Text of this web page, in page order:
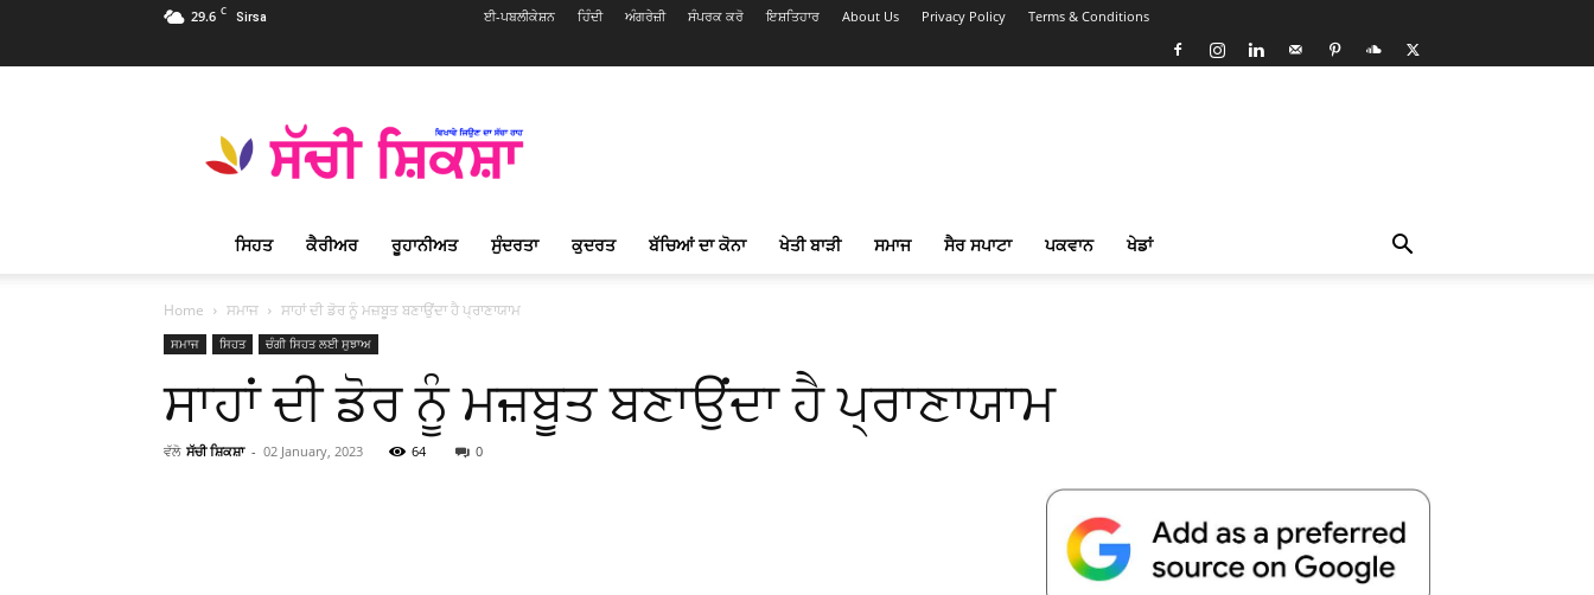
29.6 C Sirsa ਈ-ਪਬਲੀਕੇਸ਼ਨ ਹਿੰਦੀ ਅੰਗਰੇਜ਼ੀ ਸੰਪਰਕ ਕਰੋ ਇਸ਼ਤਿਹਾਰ About Us Privacy Policy Terms & Conditions
Shiksha
Punjabi
ਸ਼ਿਕਸ਼ਾ
ਪ੍ਰਸਿੱਧ
ਮੈਗਜ਼ੀਨ
ਸਿਹਤ ਕੈਰੀਅਰ ਰੂਹਾਨੀਅਤ ਸੁੰਦਰਤਾ ਕੁਦਰਤ ਬੱਚਿਆਂ ਦਾ ਕੋਨਾ ਖੇਤੀ ਬਾੜੀ ਸਮਾਜ ਸੈਰ ਸਪਾਟਾ ਪਕਵਾਨ ਖੇਡਾਂ
Home ਸਮਾਜ ਸਾਹਾਂ ਦੀ ਡੋਰ ਨੂੰ ਮਜ਼ਬੂਤ ਬਣਾਉਂਦਾ ਹੈ ਪ੍ਰਾਣਾਯਾਮ
ਸਮਾਜ ਸਿਹਤ ਚੰਗੀ ਸਿਹਤ ਲਈ ਸੁਝਾਅ
ਸਾਹਾਂ ਦੀ ਡੋਰ ਨੂੰ ਮਜ਼ਬੂਤ ਬਣਾਉਂਦਾ ਹੈ ਪ੍ਰਾਣਾਯਾਮ
ਵੱਲੋ ਸੱਚੀ ਸ਼ਿਕਸ਼ਾ - 02 January, 2023 64 0
Telegram Copy URL